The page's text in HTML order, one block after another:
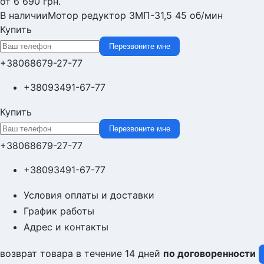
В наличииМотор редуктор 3МП-31,5 45 об/мин
Купить
Перезвоните мне
+38068679-27-77
+38093491-67-77
Купить
Перезвоните мне
+38068679-27-77
+38093491-67-77
Условия оплаты и доставки
График работы
Адрес и контакты
возврат товара в течение 14 дней по договоренности